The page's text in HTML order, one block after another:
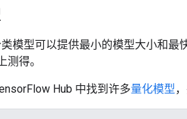
模型可以提供最小的模型大小和最
测得。
Hub 中找到许多量化模型